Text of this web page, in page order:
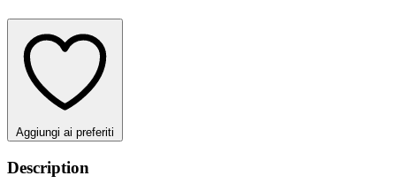
Aggiungi ai preferiti
Description